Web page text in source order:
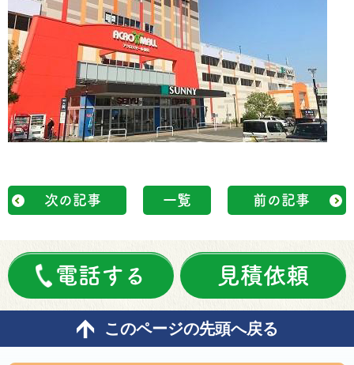
次の記事 一覧 前の記事
電話する 見積依頼
このページの先頭へ戻る